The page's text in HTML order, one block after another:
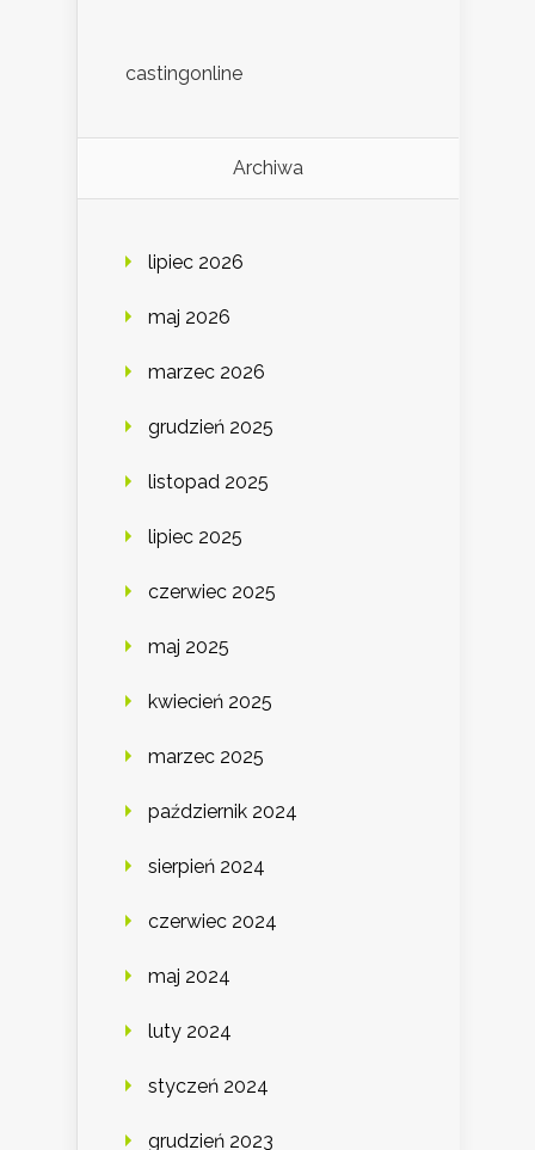
castingonline
Archiwa
lipiec 2026
maj 2026
marzec 2026
grudzień 2025
listopad 2025
lipiec 2025
czerwiec 2025
maj 2025
kwiecień 2025
marzec 2025
październik 2024
sierpień 2024
czerwiec 2024
maj 2024
luty 2024
styczeń 2024
grudzień 2023